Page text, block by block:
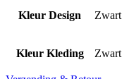
Kleur Design Zwart
Kleur Kleding Zwart